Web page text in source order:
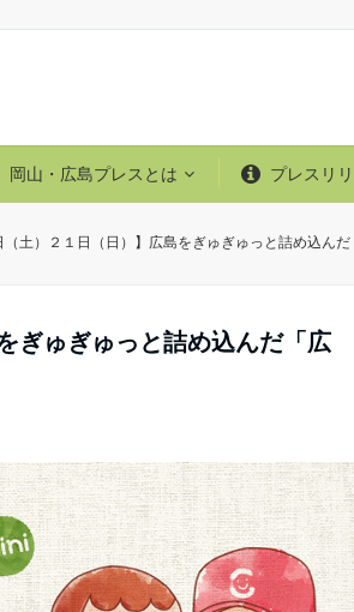
岡山・広島プレスとは プレスリ
（土）２１日（日）】広島をぎゅぎゅっと詰め込ん
ぎゅぎゅっと詰め込んだ「広